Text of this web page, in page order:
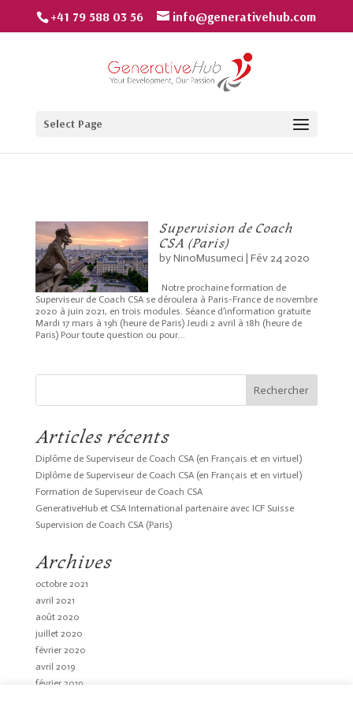
+41 79 588 03 56 info@generativehub.com
Select Page
Supervision de Coach
CSA (Paris)
byNinoMusumeci |Fév 24 2020
Notre prochaine formation de
Superviseur de Coach CSA se déroulera à Paris-France de novembre
2020 à juin 2021, en trois modules. Séance d’information gratuite
Mardi 17 mars à 19h (heure de Paris) Jeudi 2 avril à 18h (heure de
Paris) Pour toute question ou pour...
Articles récents
Diplôme de Superviseur de Coach CSA (en Français et en virtuel)
Diplôme de Superviseur de Coach CSA (en Français et en virtuel)
Formation de Superviseur de Coach CSA
GenerativeHub et CSA International partenaire avec ICF Suisse
Supervision de Coach CSA (Paris)
Archives
octobre 2021
avril 2021
août 2020
juillet 2020
février 2020
avril 2019
février 2019